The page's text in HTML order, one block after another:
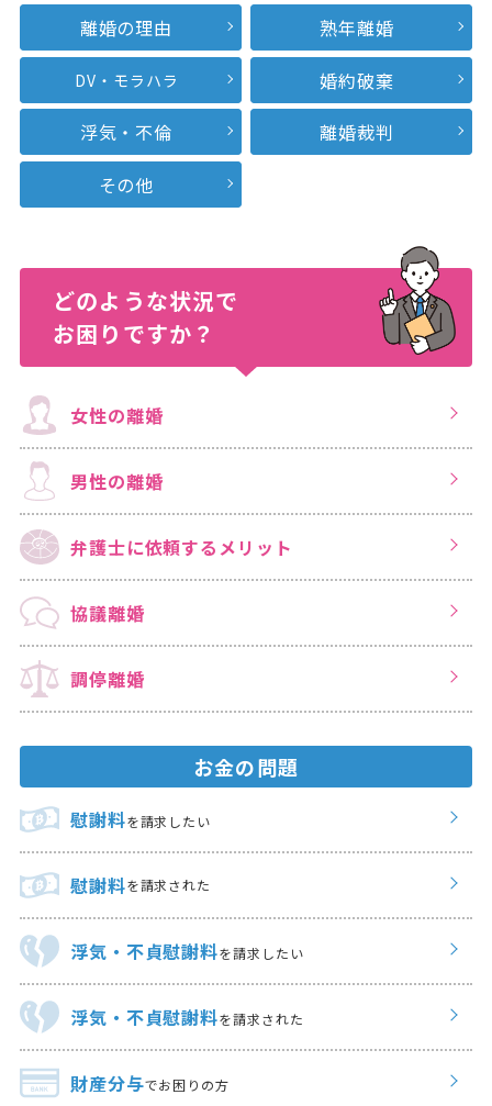
離婚の理由
熟年離婚
DV・モラハラ
婚約破棄
浮気・不倫
離婚裁判
その他
どのような状況で
お困りですか？
女性の離婚
男性の離婚
弁護士に依頼するメリット
協議離婚
調停離婚
お金の問題
慰謝料を請求したい
慰謝料を請求された
浮気・不貞慰謝料を請求したい
浮気・不貞慰謝料を請求された
財産分与でお困りの方